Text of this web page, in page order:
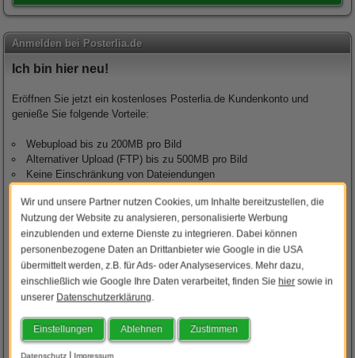
Anmelden bei Posterlia.de
Ich bin hier neu!
Eröffnen Sie jetzt ein kostenloses Posterlia.de Kundenkonto und
genieße Sie folgende Vorteile:
Webupload bis zu 200MB pro Bild
Alternativer Upload (FTP) bis zu 500MB pro Bild
Keine Einschränkung von Dateiendungen
Online Paketverfolgung
Status Ihrer Bestellung
Zugriff auf Posterlia REST API-Schnittstelle
Kostenlos anmelden
E-Mail Adresse:
Wir und unsere Partner nutzen Cookies, um Inhalte bereitzustellen, die
Nutzung der Website zu analysieren, personalisierte Werbung
einzublenden und externe Dienste zu integrieren. Dabei können
personenbezogene Daten an Drittanbieter wie Google in die USA
übermittelt werden, z.B. für Ads- oder Analyseservices. Mehr dazu,
einschließlich wie Google Ihre Daten verarbeitet, finden Sie hier sowie in
unserer Datenschutzerklärung.
Einstellungen Ablehnen Zustimmen
Datenschutz | Impressum